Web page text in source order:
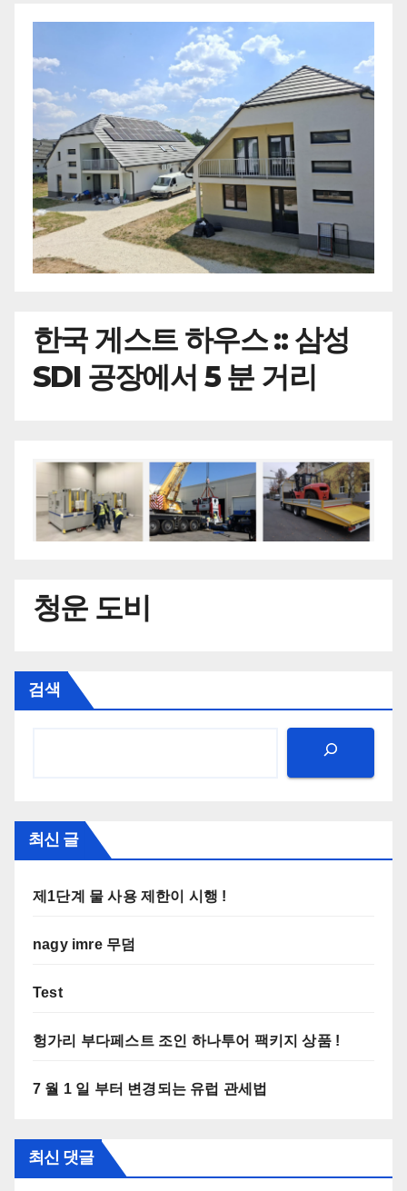
한국 게스트 하우스 :: 삼성
SDI 공장에서 5 분 거리
청운 도비
검색
최신 글
제1단계 물 사용 제한이 시행 !
nagy imre 무덤
Test
헝가리 부다페스트 조인 하나투어 팩키지 상품 !
7 월 1 일 부터 변경되는 유럽 관세법
최신 댓글